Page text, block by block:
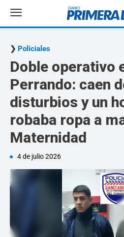
Policiales
Doble operativo
Perrando: caen
disturbios y un
robaba ropa a
Maternidad
4 de julio 2026